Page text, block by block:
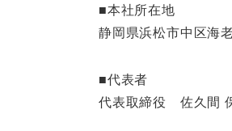
■本社所在地
静岡県浜松市中区海
■代表者
代表取締役 佐久間